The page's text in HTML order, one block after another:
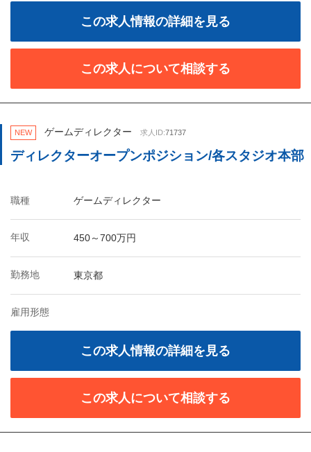
この求人情報の詳細を見る
この求人について相談する
NEW ゲームディレクター 求人ID:71737
ディレクターオープンポジション/各スタジオ本部
職種 ゲームディレクター
年収 450～700万円
勤務地 東京都
雇用形態
この求人情報の詳細を見る
この求人について相談する